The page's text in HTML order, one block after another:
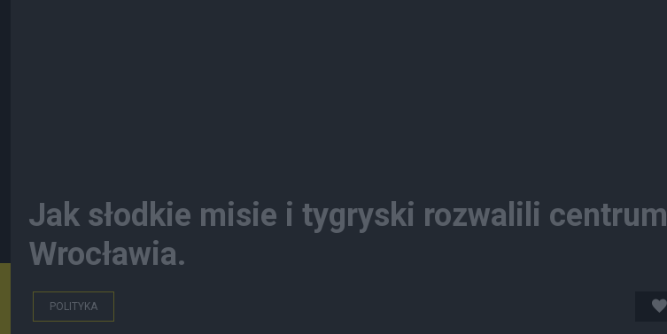
Jak słodkie misie i tygryski rozwalili centrum
Wrocławia.
POLITYKA